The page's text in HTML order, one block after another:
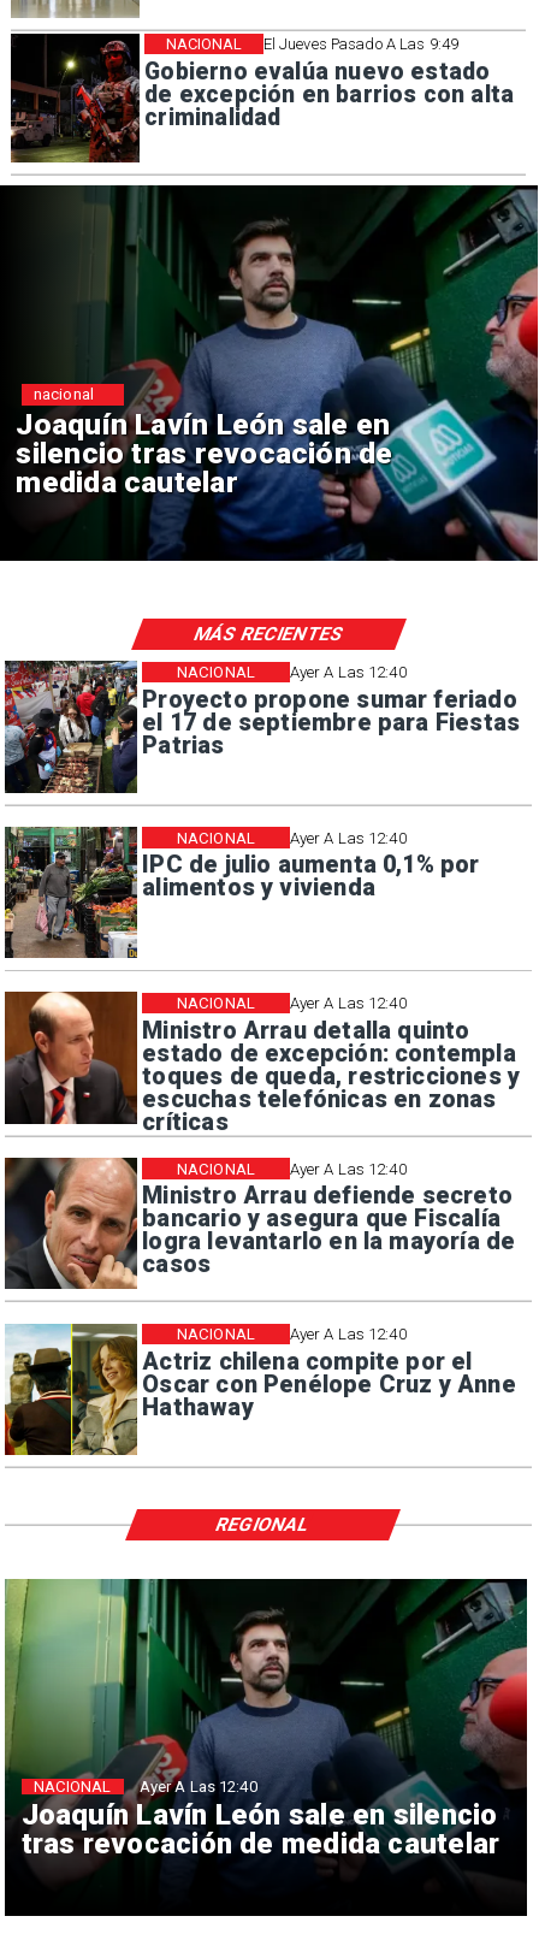
El Jueves Pasado A Las 9:49
Gobierno evalúa nuevo estado
de excepción en barrios con alta
criminalidad
NACIONAL
Chile y Venezuela formalizan
reinicio de relaciones
consulares
nacional
Ayer A Las 12:40
Proyecto propone sumar feriado
el 17 de septiembre para Fiestas
Patrias
NACIONAL
Ayer A Las 12:40
IPC de julio aumenta 0,1% por
alimentos y vivienda
NACIONAL
Ayer A Las 12:40
Ministro Arrau detalla quinto
estado de excepción: contempla
toques de queda, restricciones y
escuchas telefónicas en zonas
críticas
NACIONAL
Ayer A Las 12:40
Ministro Arrau defiende secreto
bancario y asegura que Fiscalía
logra levantarlo en la mayoría de
casos
NACIONAL
Ayer A Las 12:40
Actriz chilena compite por el
Oscar con Penélope Cruz y Anne
Hathaway
NACIONAL
MÁS RECIENTES
Joaquín Lavín León sale en silencio
tras revocación de medida cautelar
NACIONAL Ayer A Las 12:40
REGIONAL